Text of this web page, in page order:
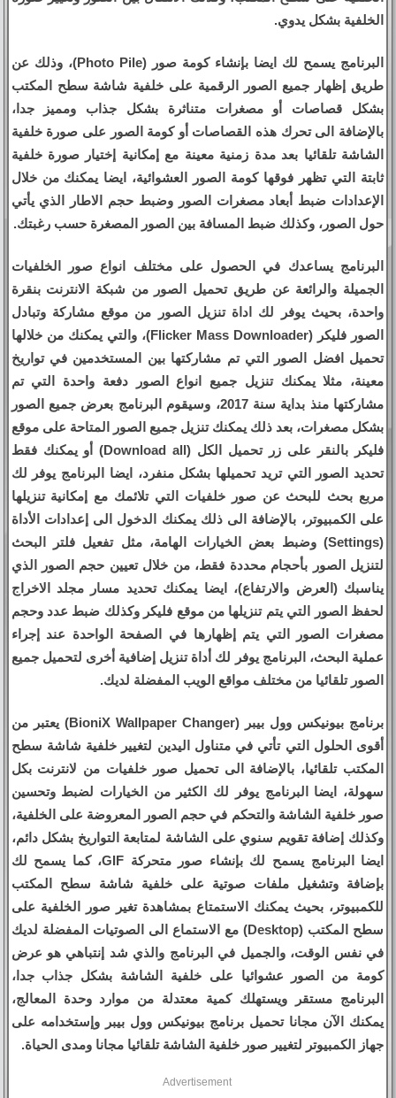
الخلفية بشكل يدوي.
البرنامج يسمح لك ايضا بإنشاء كومة صور (Photo Pile)، وذلك عن
طريق إظهار جميع الصور الرقمية على خلفية شاشة سطح المكتب
بشكل قصاصات أو مصغرات متناثرة بشكل جذاب ومميز جدا،
بالإضافة الى تحرك هذه القصاصات أو كومة الصور على صورة خلفية
الشاشة تلقائيا بعد مدة زمنية معينة مع إمكانية إختيار صورة خلفية
ثابتة التي تظهر فوقها كومة الصور العشوائية، ايضا يمكنك من خلال
الإعدادات ضبط أبعاد مصغرات الصور وضبط حجم الاطار الذي يأتي
حول الصور، وكذلك ضبط المسافة بين الصور المصغرة حسب رغبتك.
البرنامج يساعدك في الحصول على مختلف انواع صور الخلفيات
الجميلة والرائعة عن طريق تحميل الصور من شبكة الانترنت بنقرة
واحدة، بحيث يوفر لك اداة تنزيل الصور من موقع مشاركة وتبادل
الصور فليكر (Flicker Mass Downloader)، والتي يمكنك من خلالها
تحميل افضل الصور التي تم مشاركتها بين المستخدمين في تواريخ
معينة، مثلا يمكنك تنزيل جميع انواع الصور دفعة واحدة التي تم
مشاركتها منذ بداية سنة 2017، وسيقوم البرنامج بعرض جميع الصور
بشكل مصغرات، بعد ذلك يمكنك تنزيل جميع الصور المتاحة على موقع
فليكر بالنقر على زر تحميل الكل (Download all) أو يمكنك فقط
تحديد الصور التي تريد تحميلها بشكل منفرد، ايضا البرنامج يوفر لك
مربع بحث للبحث عن صور خلفيات التي تلائمك مع إمكانية تنزيلها
على الكمبيوتر، بالإضافة الى ذلك يمكنك الدخول الى إعدادات الأداة
(Settings) وضبط بعض الخيارات الهامة، مثل تفعيل فلتر البحث
لتنزيل الصور بأحجام محددة فقط، من خلال تعيين حجم الصور الذي
يناسبك (العرض والارتفاع)، ايضا يمكنك تحديد مسار مجلد الاخراج
لحفظ الصور التي يتم تنزيلها من موقع فليكر وكذلك ضبط عدد وحجم
مصغرات الصور التي يتم إظهارها في الصفحة الواحدة عند إجراء
عملية البحث، البرنامج يوفر لك أداة تنزيل إضافية أخرى لتحميل جميع
الصور تلقائيا من مختلف مواقع الويب المفضلة لديك.
برنامج بيونيكس وول بيبر (BioniX Wallpaper Changer) يعتبر من
أقوى الحلول التي تأتي في متناول اليدين لتغيير خلفية شاشة سطح
المكتب تلقائيا، بالإضافة الى تحميل صور خلفيات من لانترنت بكل
سهولة، ايضا البرنامج يوفر لك الكثير من الخيارات لضبط وتحسين
صور خلفية الشاشة والتحكم في حجم الصور المعروضة على الخلفية،
وكذلك إضافة تقويم سنوي على الشاشة لمتابعة التواريخ بشكل دائم،
ايضا البرنامج يسمح لك بإنشاء صور متحركة GIF، كما يسمح لك
بإضافة وتشغيل ملفات صوتية على خلفية شاشة سطح المكتب
للكمبيوتر، بحيث يمكنك الاستمتاع بمشاهدة تغير صور الخلفية على
سطح المكتب (Desktop) مع الاستماع الى الصوتيات المفضلة لديك
في نفس الوقت، والجميل في البرنامج والذي شد إنتباهي هو عرض
كومة من الصور عشوائيا على خلفية الشاشة بشكل جذاب جدا،
البرنامج مستقر ويستهلك كمية معتدلة من موارد وحدة المعالج،
يمكنك الآن مجانا تحميل برنامج بيونيكس وول بيبر وإستخدامه على
جهاز الكمبيوتر لتغيير صور خلفية الشاشة تلقائيا مجانا ومدى الحياة.
Advertisement